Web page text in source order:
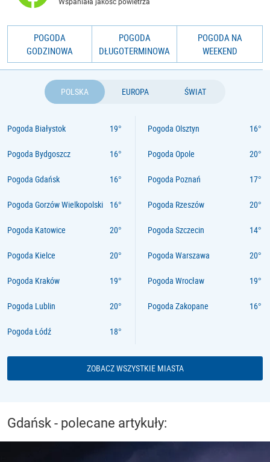
Wspaniała jakość powietrza
POGODA
GODZINOWA
POGODA
DŁUGOTERMINOWA
POGODA NA
WEEKEND
POLSKA EUROPA ŚWIAT
Pogoda Białystok
Pogoda Bydgoszcz
Pogoda Gdańsk
Pogoda Gorzów Wielkopolski
Pogoda Katowice
Pogoda Kielce
Pogoda Kraków
Pogoda Lublin
Pogoda Łódź
Pogoda Olsztyn
Pogoda Opole
Pogoda Poznań
Pogoda Rzeszów
Pogoda Szczecin
Pogoda Warszawa
Pogoda Wrocław
Pogoda Zakopane
ZOBACZ WSZYSTKIE MIASTA
Gdańsk - polecane artykuły: